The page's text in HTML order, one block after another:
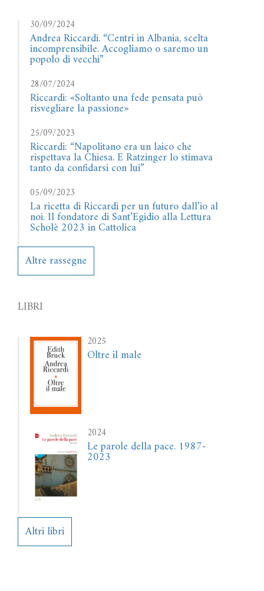
30/09/2024
Andrea Riccardi. “Centri in Albania, scelta
incomprensibile. Accogliamo o saremo un
popolo di vecchi”
28/07/2024
Riccardi: «Soltanto una fede pensata può
risvegliare la passione»
25/09/2023
Riccardi: “Napolitano era un laico che
rispettava la Chiesa. E Ratzinger lo stimava
tanto da confidarsi con lui”
05/09/2023
La ricetta di Riccardi per un futuro dall’io al
noi. Il fondatore di Sant’Egidio alla Lettura
Scholè 2023 in Cattolica
Altre rassegne
LIBRI
2025
Oltre il male
2024
Le parole della pace. 1987-
2023
Altri libri